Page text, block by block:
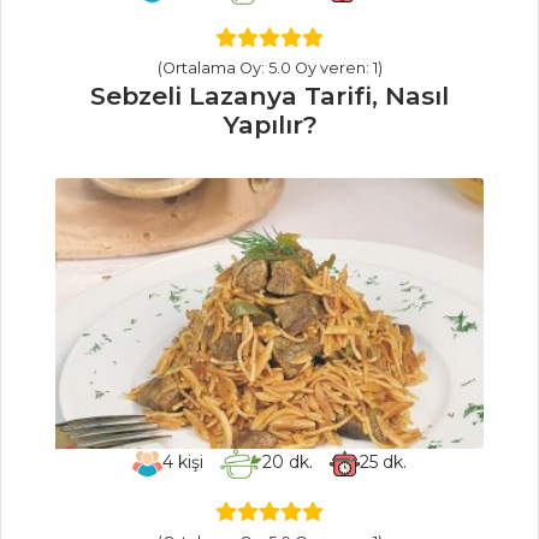
Nasıl Yapılır?
Balık Yemekleri
İÇECEKLER
Böğürtlen
Şerbeti Tarifi, Nasıl
Yapılır?
Sirkencübin
Şerbeti Tarifi, Nasıl
Yapılır?
Safran Şerbeti
Tarifi, Nasıl Yapılır?
(Ortalama Oy: 5.0 Oy veren: 1)
Sebzeli Lazanya Tarifi, Nasıl
Yapılır?
4 kişi 20 dk. 25dk.